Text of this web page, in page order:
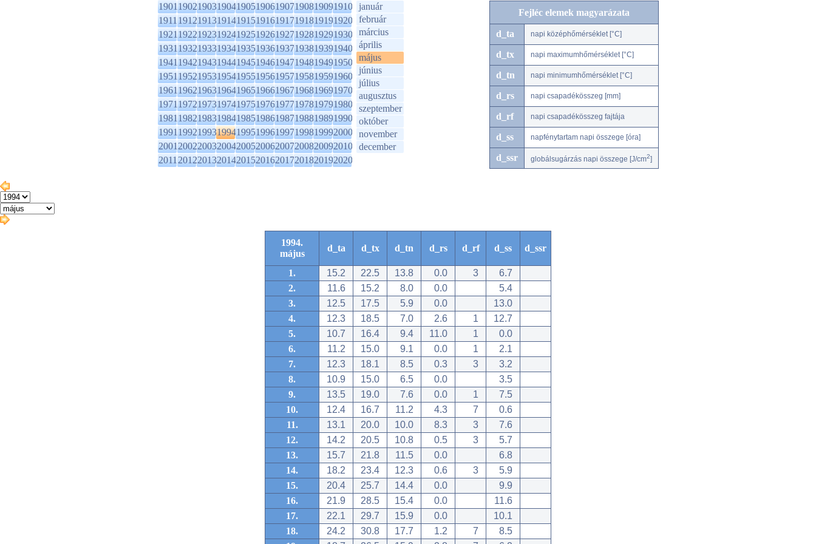
1901190219031904190519061907190819091910
1911191219131914191519161917191819191920
1921192219231924192519261927192819291930
1931193219331934193519361937193819391940
1941194219431944194519461947194819491950
1951195219531954195519561957195819591960
1961196219631964196519661967196819691970
1971197219731974197519761977197819791980
1981198219831984198519861987198819891990
1991199219931994199519961997199819992000
2001200220032004200520062007200820092010
2011201220132014201520162017201820192020
január
február
március
április
május
június
július
augusztus
szeptember
október
november
december
Fejléc elemek magyarázata
d_ta napi középhőmérséklet [°C]
d_tx napi maximumhőmérséklet [°C]
d_tn napi minimumhőmérséklet [°C]
d_rs napi csapadékösszeg [mm]
d_rf napi csapadékösszeg fajtája
d_ss napfénytartam napi összege [óra]
d_ssr globálsugárzás napi összege [J/cm2]
1994.
május
d_ta d_tx d_tn d_rs d_rf d_ss d_ssr
1. 15.2 22.5 13.8 0.0 3
6.7
2.
11.6 15.2 8.0 0.0
5.4
3.
12.5 17.5 5.9 0.0
13.0
4.
12.3 18.5 7.0 2.6 1
12.7
5.
10.7 16.4 9.4 11.0 1
0.0
6.
11.2 15.0 9.1 0.0 1
2.1
7.
12.3 18.1 8.5 0.3 3
3.2
8.
10.9 15.0 6.5 0.0
3.5
9.
13.5 19.0 7.6 0.0 1
7.5
10.
12.4 16.7 11.2 4.3 7
0.6
11.
13.1 20.0 10.0 8.3 3
7.6
12.
14.2 20.5 10.8 0.5 3
5.7
13.
15.7 21.8 11.5 0.0
6.8
14.
18.2 23.4 12.3 0.6 3
5.9
15.
20.4 25.7 14.4 0.0
9.9
16.
21.9 28.5 15.4 0.0
11.6
17.
22.1 29.7 15.9 0.0
10.1
18.
24.2 30.8 17.7 1.2 7
8.5